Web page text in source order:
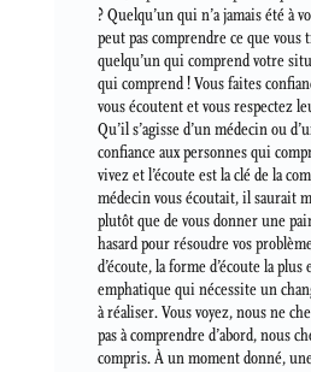
? Quelqu’un qui n’a jamais été à
peut pas comprendre ce que vous
quelqu’un qui comprend votre
qui comprend ! Vous faites
vous écoutent et vous respectez
Qu’il s’agisse d’un médecin ou
confiance aux personnes qui
vivez et l’écoute est la clé de la
médecin vous écoutait, il saurait
plutôt que de vous donner une
hasard pour résoudre vos
d’écoute, la forme d’écoute la plus
emphatique qui nécessite un
à réaliser. Vous voyez, nous ne
pas à comprendre d’abord, nous
compris. À un moment donné,